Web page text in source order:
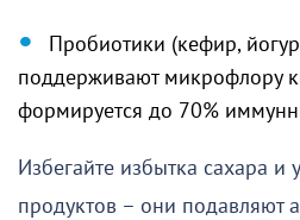
Пробиотики (кефир,
поддерживают микрофлору
формируется до 70%
Избегайте избытка сахара и
продуктов – они подавляют